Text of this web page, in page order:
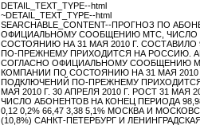
DETAIL_TEXT_TYPE--html
~DETAIL_TEXT_TYPE--html
SEARCHABLE_CONTENT--ПРОГНОЗ ПО
ОФИЦИАЛЬНОМУ СООБЩЕНИЮ МТС, ЧИСЛО
СОСТОЯНИЮ НА 31 МАЯ 2010 Г.
ПО-ПРЕЖНЕМУ ПРИХОДИТСЯ НА РОССИЮ.
СОГЛАСНО ОФИЦИАЛЬНОМУ СООБЩЕНИЮ
КОМПАНИИ ПО СОСТОЯНИЮ НА 31 МАЯ
ПОДКЛЮЧЕНИЙ ПО-ПРЕЖНЕМУ
МАЯ 2010 Г. 30 АПРЕЛЯ 2010 Г. РОСТ 31
ЧИСЛО АБОНЕНТОВ НА КОНЕЦ ПЕРИОДА 98,98
0,12 0,2% 66,47 3,38 5,1% МОСКВА И
(10,8%) САНКТ-ПЕТЕРБУРГ И ЛЕНИНГРАДСКАЯ